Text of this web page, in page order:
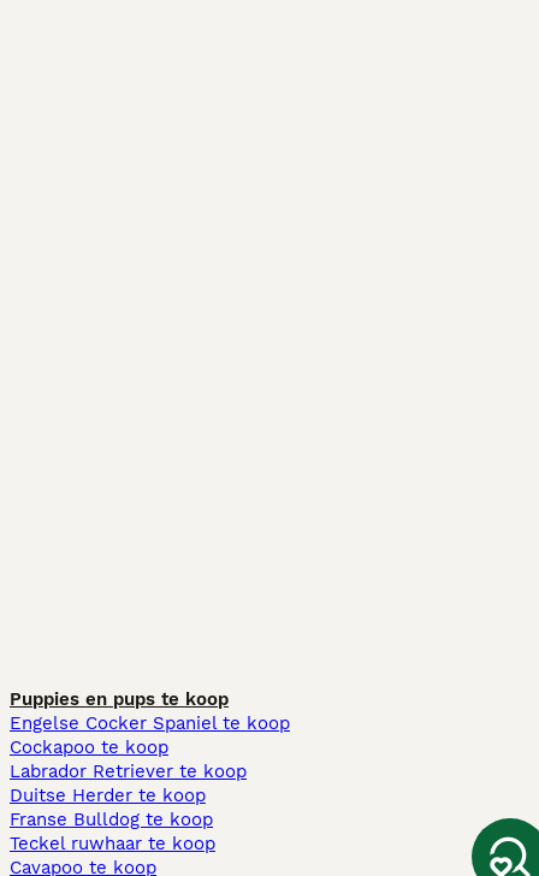
Puppies en pups te koop
Engelse Cocker Spaniel te koop
Cockapoo te koop
Labrador Retriever te koop
Duitse Herder te koop
Franse Bulldog te koop
Teckel ruwhaar te koop
Cavapoo te koop